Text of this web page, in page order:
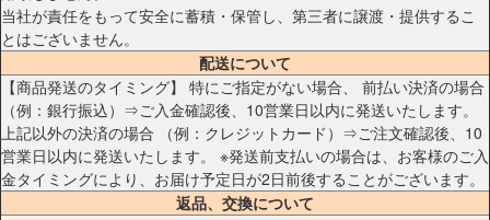
当社が責任をもって安全に蓄積・保管し、第三者に譲渡・提供するこ
とはございません。
配送について
【商品発送のタイミング】 特にご指定がない場合、 前払い決済の場合
（例：銀行振込）⇒ご入金確認後、10営業日以内に発送いたします。
上記以外の決済の場合 （例：クレジットカード）⇒ご注文確認後、10
営業日以内に発送いたします。 ※発送前支払いの場合は、お客様のご入
金タイミングにより、お届け予定日が2日前後することがございます。
返品、交換について